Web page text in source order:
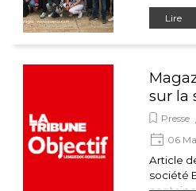
Lire
sur la
Presse
06
Article
société